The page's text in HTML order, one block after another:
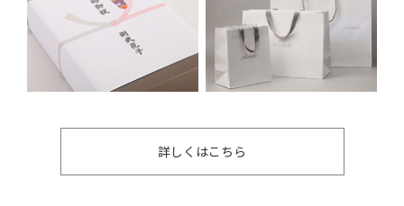
詳しくはこちら